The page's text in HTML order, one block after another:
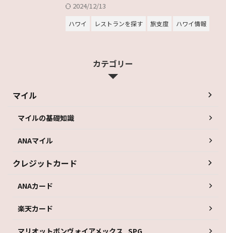
2024/12/13
ハワイ レストランを探す 旅支度 ハワイ情報
カテゴリー
マイル
マイルの基礎知識
ANAマイル
クレジットカード
ANAカード
楽天カード
マリオットボンヴォイアメックス_SPG